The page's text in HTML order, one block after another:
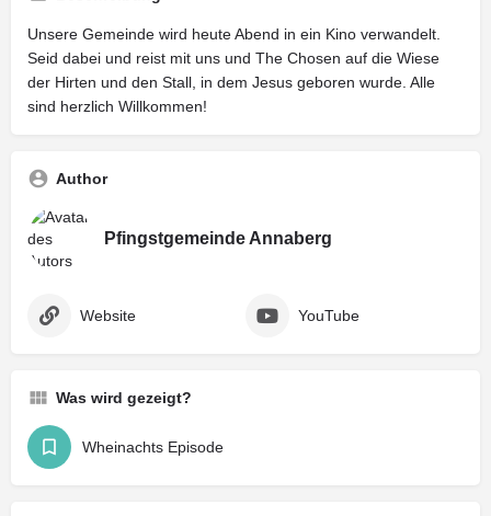
Unsere Gemeinde wird heute Abend in ein Kino verwandelt.
Seid dabei und reist mit uns und The Chosen auf die Wiese
der Hirten und den Stall, in dem Jesus geboren wurde. Alle
sind herzlich Willkommen!
Author
Pfingstgemeinde Annaberg
Website YouTube
Was wird gezeigt?
Wheinachts Episode